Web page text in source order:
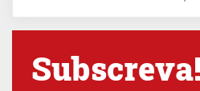
Subscreva!